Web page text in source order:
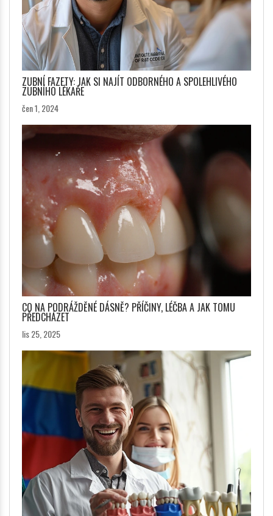
ZUBNÍ FAZETY: JAK SI NAJÍT ODBORNÉHO A SPOLEHLIVÉHO
ZUBNÍHO LÉKAŘE
čen 1, 2024
CO NA PODRÁŽDĚNÉ DÁSNĚ? PŘÍČINY, LÉČBA A JAK TOMU
PŘEDCHÁZET
lis 25, 2025